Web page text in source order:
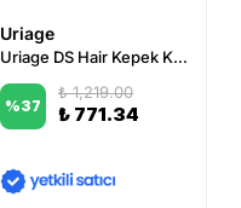
Uriage
Uriage DS Hair Kepek Karşıtı Bakım Şampuanı 150 ml
%37
₺ 1,219.00
₺ 771.34